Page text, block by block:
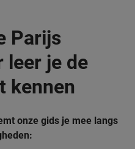
Parijs
leer je de
kennen
onze gids je mee langs